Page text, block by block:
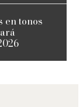
en tonos